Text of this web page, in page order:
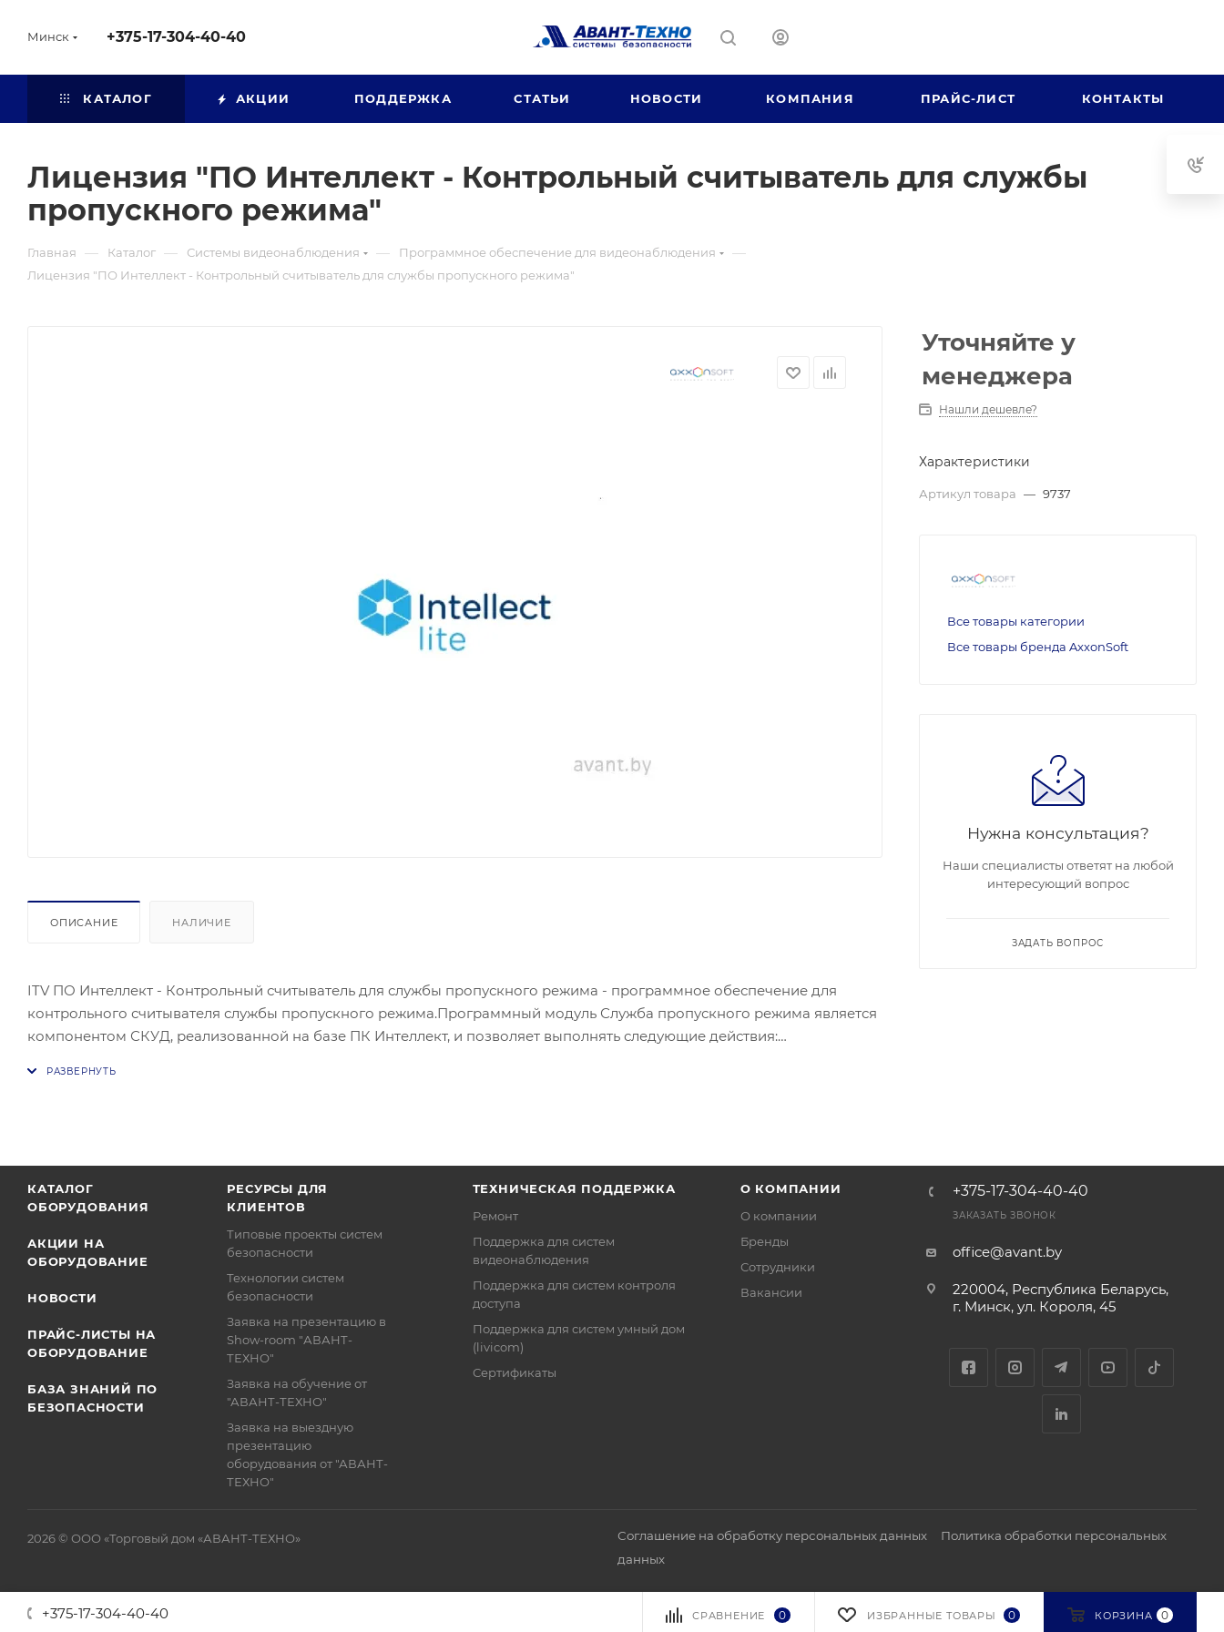
Минск +375-17-304-40-40
КАТАЛОГ АКЦИИ ПОДДЕРЖКА СТАТЬИ НОВОСТИ КОМПАНИЯ ПРАЙС-ЛИСТ КОНТАКТЫ
Лицензия "ПО Интеллект - Контрольный считыватель для службы
пропускного режима"
Главная — Каталог — Системы видеонаблюдения — Программное обеспечение для видеонаблюдения —
Лицензия "ПО Интеллект - Контрольный считыватель для службы пропускного режима"
ОПИСАНИЕ НАЛИЧИЕ
ITV ПО Интеллект - Контрольный считыватель для службы пропускного режима - программное обеспечение для
контрольного считывателя службы пропускного режима.Программный модуль Служба пропускного режима является
компонентом СКУД, реализованной на базе ПК Интеллект, и позволяет выполнять следующие действия:
Уточняйте у
менеджера
Нашли дешевле?
Характеристики
Артикул товара — 9737
Все товары категории
Все товары бренда AxxonSoft
Нужна консультация?
Наши специалисты ответят на любой
интересующий вопрос
ЗАДАТЬ ВОПРОС
КАТАЛОГ
ОБОРУДОВАНИЯ
АКЦИИ НА
ОБОРУДОВАНИЕ
НОВОСТИ
ПРАЙС-ЛИСТЫ НА
ОБОРУДОВАНИЕ
БАЗА ЗНАНИЙ ПО
БЕЗОПАСНОСТИ
РЕСУРСЫ ДЛЯ
КЛИЕНТОВ
Типовые проекты систем
безопасности
Технологии систем
безопасности
Заявка на презентацию в
Show-room "АВАНТ-
ТЕХНО"
Заявка на обучение от
"АВАНТ-ТЕХНО"
Заявка на выездную
презентацию
оборудования от "АВАНТ-
ТЕХНО"
ТЕХНИЧЕСКАЯ ПОДДЕРЖКА
Ремонт
Поддержка для систем
видеонаблюдения
Поддержка для систем контроля
доступа
Поддержка для систем умный дом
(livicom)
Сертификаты
О КОМПАНИИ
О компании
Бренды
Сотрудники
Вакансии
+375-17-304-40-40
ЗАКАЗАТЬ ЗВОНОК
office@avant.by
220004, Республика Беларусь,
г. Минск, ул. Короля, 45
Соглашение на обработку персональных данных
Политика обработки персональных
данных
2026 © ООО «Торговый дом «АВАНТ-ТЕХНО»
+375-17-304-40-40 СРАВНЕНИЕ 0 ИЗБРАННЫЕ ТОВАРЫ 0 КОРЗИНА 0